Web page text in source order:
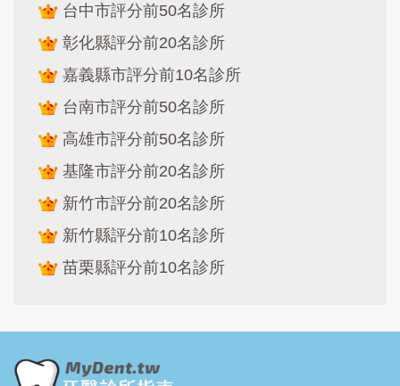
台中市評分前50名診所
彰化縣評分前20名診所
嘉義縣市評分前10名診所
台南市評分前50名診所
高雄市評分前50名診所
基隆市評分前20名診所
新竹市評分前20名診所
新竹縣評分前10名診所
苗栗縣評分前10名診所